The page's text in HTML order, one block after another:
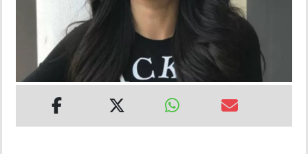
INSÓLITAS
MULTIMEDIA